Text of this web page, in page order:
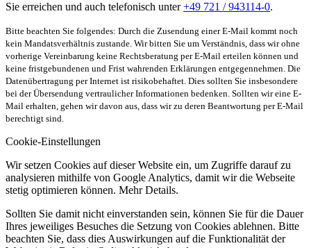
Sie erreichen und auch telefonisch unter+49 721 / 943114-0.
Bitte beachten Sie folgendes: Durch die Zusendung einer E-Mail kommt noch
kein Mandatsverhältnis zustande. Wir bitten Sie um Verständnis, dass wir ohne
vorherige Vereinbarung keine Rechtsberatung per E-Mail erteilen können und
keine fristgebundenen und Frist wahrenden Erklärungen entgegennehmen. Die
Datenübertragung per Internet ist risikobehaftet. Dies sollten Sie insbesondere
bei der Übersendung vertraulicher Informationen bedenken. Sollten wir eine E-
Mail erhalten, gehen wir davon aus, dass wir zu deren Beantwortung per E-Mail
berechtigt sind.
Cookie-Einstellungen
Wir setzen Cookies auf dieser Website ein, um Zugriffe darauf zu
analysieren mithilfe von Google Analytics, damit wir die Webseite
stetig optimieren können. Mehr Details.
Sollten Sie damit nicht einverstanden sein, können Sie für die Dauer
Ihres jeweiliges Besuches die Setzung von Cookies ablehnen. Bitte
beachten Sie, dass dies Auswirkungen auf die Funktionalität der